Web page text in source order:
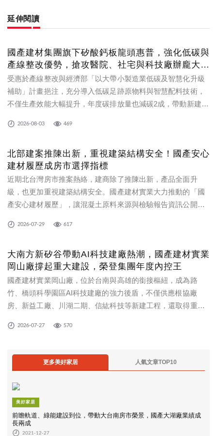
延伸閱讀
國產建材集團旗下矽酸鈣板龍頭惠普，強化低碳與
產線整改優勢，搶攻醫院、社宅與科技廠辦龐大商
機
受惠於產線整改與經濟部「以大帶小製造業低碳及智慧化升級
補助」計畫挹注，充分導入低碳足跡原物料與智慧配料技術，
不僅生產效能大幅提升，年度碳排放量也減碳2成，帶動新建工
院等大型建設專案。
2026-08-03 469
北部建案推陳出新，重視建築結構安全！國產安心
建材履歷成房市選擇指標
近期北台灣房市推案熱絡，建商除了推陳出新，產品全面升
級，也更加重視建築結構安全。國產建材實業大力推動的「國
產安心建材履歷」，讓混凝土原料來源與檢驗報告資訊公開透
集美」、「日安PARK」，以及荷蘊建設「荷蘊竫」等指標建案
2026-07-29 617
大南方新矽谷帶動AI科技建廠熱潮，國產建材實業
岡山廠撐起重大建設，榮登集團年度內控王
國產建材實業岡山廠，位於台南與高雄的銜接樞紐，成為路
竹、橋頭科學園區AI科技建廠的強力後盾，不僅供應根協廠
房、新益工廠、川湖二期、信紘科技等新建工程，還取得重磅
路竹延伸線RKC02標工程等重大建設，帶動業績穩健成長，榮
2026-07-27 570
更多美好家居 人氣文章TOP10
美好家居
前瞻軌道、綠能建設到位，帶動大台南房市榮景，國產大湖廠業績成
長兩成
2021-12-27